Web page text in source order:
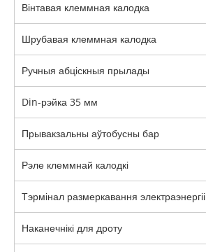
Вінтавая клеммная калодка
Шрубавая клеммная калодка
Ручныя абціскныя прылады
Din-рэйка 35 мм
Прывакзальны аўтобусны бар
Рэле клеммнай калодкі
Тэрмінал размеркавання электраэнергіі
Наканечнікі для дроту